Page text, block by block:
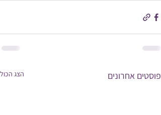
פוסטים אחרונים הצג הכול